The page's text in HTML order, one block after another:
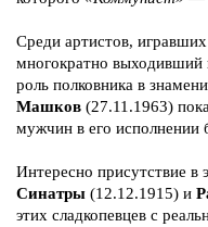
Среди артистов,
многократно выходивший
роль полковника в
Машков (27.11.1963)
мужчин в его исполнении
Интересно присутствие
Синатры (12.12.1915) и
этих сладкопевцев с